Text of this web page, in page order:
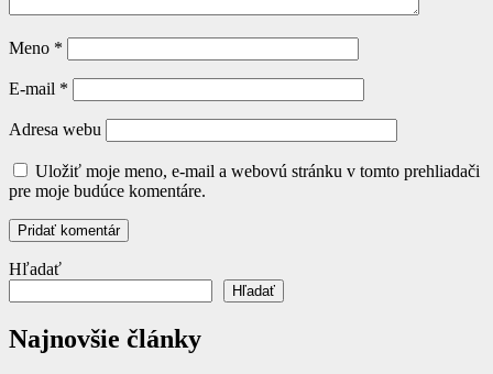
Meno *
E-mail *
Adresa webu
Uložiť moje meno, e-mail a webovú stránku v tomto prehliadači
pre moje budúce komentáre.
Hľadať
Hľadať
Najnovšie články